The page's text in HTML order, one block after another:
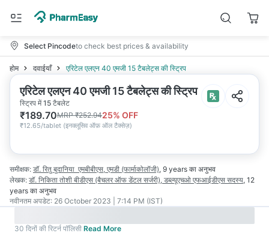
Select Pincodeto check best prices & availability
होम दवाईयाँ एरिटेल एलएन 40 एमजी 15 टैबलेट्स की स्ट्रिप
एरिटेल एलएन 40 एमजी 15 टैबलेट्स की स्ट्रिप
स्ट्रिप में 15 टैबलेट
₹189.70MRP₹252.9425% OFF
₹12.65/tablet (इनक्लूसिव ऑफ़ ऑल टैक्सेज़)
समीक्षक: डॉ. रितु बुदानिया एमबीबीएस, एमडी (फार्माकोलॉजी), 9 years का अनुभव
लेखक: डॉ. निकिता तोशी बीडीएस (बैचलर ऑफ डेंटल सर्जरी), डब्ल्यूएचओ एफआईडीएस सदस्य, 12
years का अनुभव
नवीनतम अपडेट: 26 October 2023 | 7:14 PM (IST)
30 दिनों की रिटर्न पॉलिसी Read More